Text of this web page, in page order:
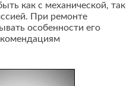
как с механической, так
При ремонте
особенности его